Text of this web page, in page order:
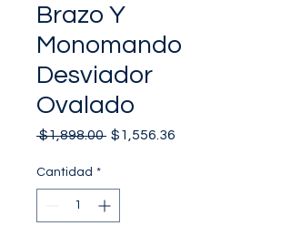
Brazo Y
Monomando
Desviador
Ovalado
$1,898.00 Precio
$1,556.36
Cantidad *